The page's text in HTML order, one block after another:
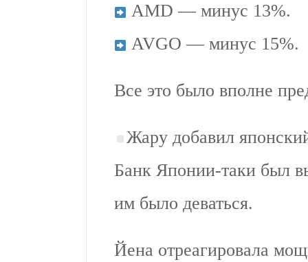
AMD — минус 13%.
AVGO — минус 15%.
Все это было вполне
Жару добавил
Банк Японии-таки был
им было деваться.
Йена отреагировала